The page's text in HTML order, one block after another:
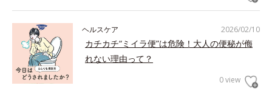
2026/02/10
ヘルスケア
カチカチ“ミイラ便”は危険！大人の便秘が侮
れない理由って？
0 view